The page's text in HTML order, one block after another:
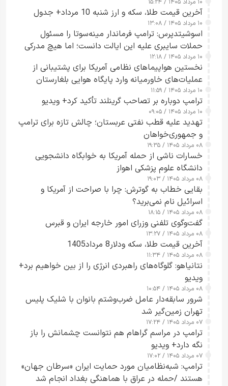
۱۰ مرداد ۱۴۰۵ / ۱۵:۲۴
آخرین قیمت طلا، سکه و ارز شنبه 10 مرداد+ جدول
۱۰ مرداد ۱۴۰۵ / ۱۳:۰۸
اسوشیتدپرس: ترامپ فرماندار مینه‌سوتا را مسئول
حملات سایبری علیه این ایالت دانست؛ اما هیچ مدرکی
ارائه نکرد
۱۰ مرداد ۱۴۰۵ / ۱۲:۱۸
نخستین هواپیماهای نظامی آمریکا برای پشتیبانی از
عملیات‌های خاورمیانه وارد پایگاه هوایی بلغارستان
شدند
۱۰ مرداد ۱۴۰۵ / ۱۱:۵۹
ترامپ دوباره بر تصاحب گرینلند تأکید کرد+ ویدیو
۱۰ مرداد ۱۴۰۵ / ۰۹:۰۵
تهدید علیه قطب نفتی عربستان؛ چالش تازه برای ترامپ
و جمهوری‌خواهان
۰۸ مرداد ۱۴۰۵ / ۱۹:۳۵
خسارات ناشی از حمله آمریکا به خوابگاه دانشجویی
دانشگاه علوم پزشکی اهواز
۰۸ مرداد ۱۴۰۵ / ۱۹:۰۳
بقایی خطاب به گوترش: چرا با صراحت از آمریکا و
اسرائیل نام نمی‌برید؟
۰۸ مرداد ۱۴۰۵ / ۱۸:۱۵
گفت‌وگوی تلفنی وزرای امور خارجه ایران و قبرس
۰۸ مرداد ۱۴۰۵ / ۱۳:۲۷
آخرین قیمت طلا، سکه ودلار8 مرداد1405
۰۸ مرداد ۱۴۰۵ / ۱۱:۳۴
نتانیاهو: گلوگاه‌های راهبردی انرژی را از بین خواهیم برد+
ویدیو
۰۸ مرداد ۱۴۰۵ / ۱۰:۵۴
شرور سابقه‌دار عامل ضرب‌وشتم بانوان با شلیک پلیس
تهران زمین‌گیر شد
۰۷ مرداد ۱۴۰۵ / ۱۷:۲۴
ترامپ در مراسم گراهام هم نتوانست چشمانش را باز
نگه دارد+ ویدیو
۰۷ مرداد ۱۴۰۵ / ۱۷:۰۲
ترامپ: شبه‌نظامیان مورد حمایت ایران «سرطان جهان»
هستند /حمله در عراق با هماهنگی بغداد انجام شد